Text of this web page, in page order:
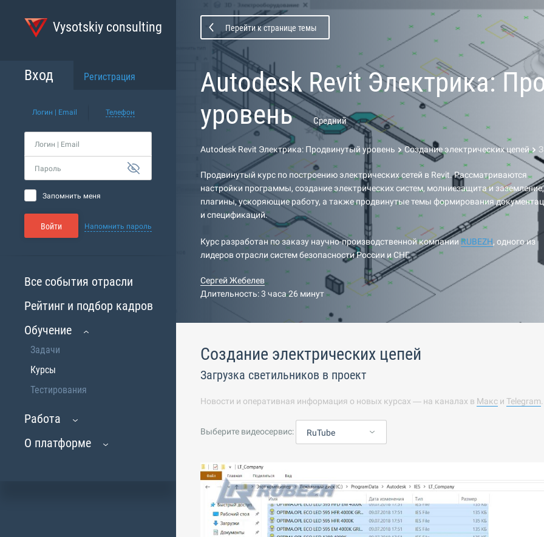
Vysotskiy consulting
Вход Регистрация
Логин | Email Телефон
Логин | Email
Пароль
Запомнить меня
Войти Напомнить пароль
Все события отрасли
Рейтинг и подбор кадров
Обучение
Задачи
Курсы
Тестирования
Работа
О платформе
Перейти к странице темы
Autodesk Revit Электрика:
уровень
Средний
Autodesk Revit Электрика: Продвинутый уровень Создание электрических цепей
Продвинутый курс по построению электрических сетей в Revit. Рассматриваются
настройки программы, создание электрических систем, молниезащита и заземление,
плагины, ускоряющие работу, а также продвинутые темы формирования
и спецификаций.
Курс разработан по заказу научно-производственной компании RUBEZH, одного из
лидеров отрасли систем безопасности России и СНГ.
Сергей Жебелев
Длительность: 3 часа 26 минут
Создание электрических цепей
Загрузка светильников в проект
Новости и оперативная информация о новых курсах — на каналах в Макс и Telegram
Выберите видеосервис: RuTube